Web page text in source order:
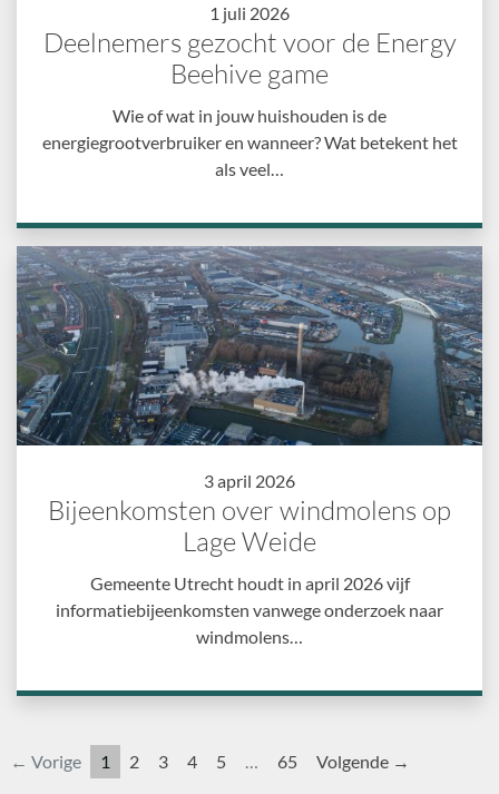
1 juli 2026
Deelnemers gezocht voor de Energy
Beehive game
Wie of wat in jouw huishouden is de
energiegrootverbruiker en wanneer? Wat betekent het
als veel…
3 april 2026
Bijeenkomsten over windmolens op
Lage Weide
Gemeente Utrecht houdt in april 2026 vijf
informatiebijeenkomsten vanwege onderzoek naar
windmolens…
← Vorige 1 2 3 4 5 … 65 Volgende →